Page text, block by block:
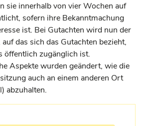
sie innerhalb von vier Wochen auf
sofern ihre Bekanntmachung
ist. Bei Gutachten wird nun der
das sich das Gutachten bezieht,
öffentlich zugänglich ist.
Aspekte wurden geändert, wie die
auch an einem anderen Ort
abzuhalten.